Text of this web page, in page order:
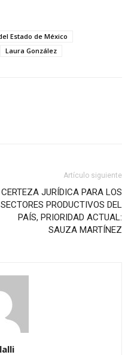
Estado de México
Laura González
Artículo siguiente
CERTEZA JURÍDICA PARA LOS
SECTORES PRODUCTIVOS DEL
PAÍS, PRIORIDAD ACTUAL:
SAUZA MARTÍNEZ